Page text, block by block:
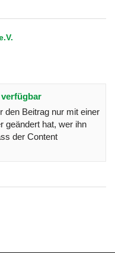
den Beitrag nur mit einer
geändert hat, wer ihn
der Content